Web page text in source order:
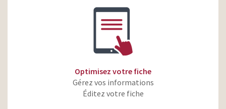
Santé publique France –
client
Optimisez votre fiche
Gérez vos informations
Éditez votre fiche